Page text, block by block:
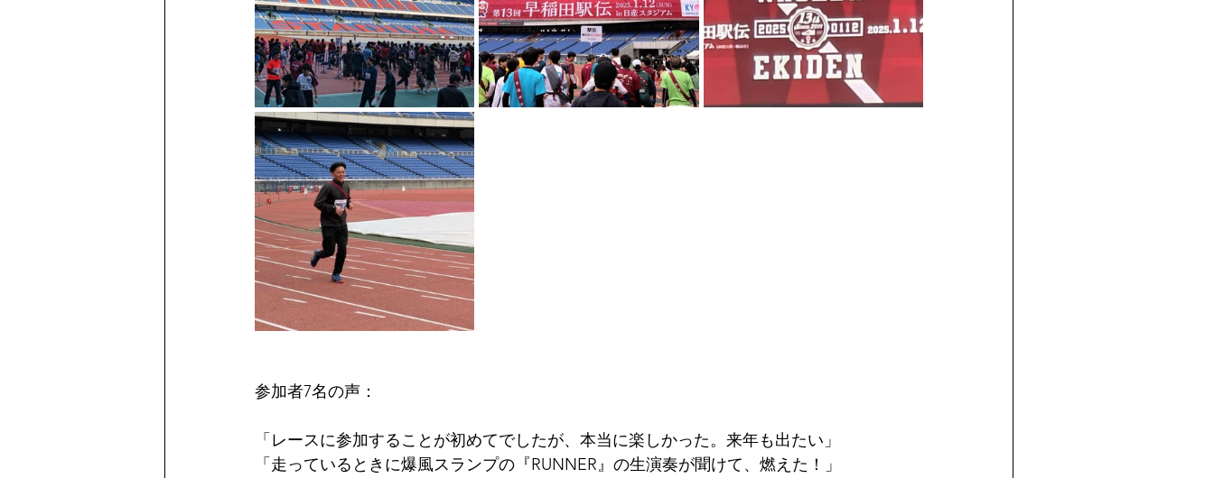
参加者7名の声：
「レースに参加することが初めてでしたが、本当に楽しかった。来年も出たい」
「走っているときに爆風スランプの『RUNNER』の生演奏が聞けて、燃えた！」